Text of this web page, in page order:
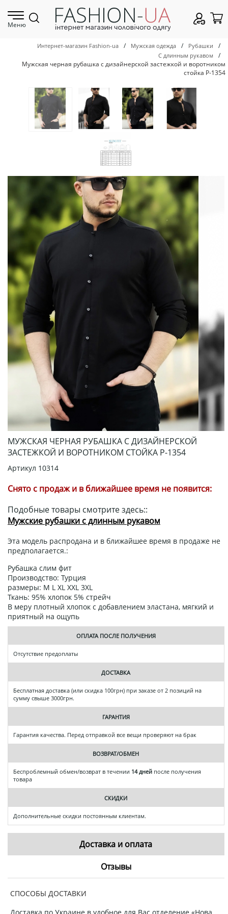
Меню
Интернет-магазин Fashion-ua / Мужская одежда / Рубашки /
С длинным рукавом
/
Мужская черная рубашка с дизайнерской застежкой и воротником
стойка Р-1354
МУЖСКАЯ ЧЕРНАЯ РУБАШКА С ДИЗАЙНЕРСКОЙ
ЗАСТЕЖКОЙ И ВОРОТНИКОМ СТОЙКА Р-1354
Артикул 10314
Снято с продаж и в ближайшее время не появится:
Подобные товары смотрите здесь::
Мужские рубашки с длинным рукавом
Эта модель распродана и в ближайшее время в продаже не
предполагается.:
Рубашка слим фит
Производство: Турция
размеры: M L XL XXL 3XL
Ткань: 95% хлопок 5% стрейч
В меру плотный хлопок с добавлением эластана, мягкий и
приятный на ощупь
ОПЛАТА ПОСЛЕ ПОЛУЧЕНИЯ
Отсутствие предоплаты
ДОСТАВКА
Бесплатная доставка (или скидка 100грн) при заказе от 2 позиций на
сумму свыше 3000грн.
ГАРАНТИЯ
Гарантия качества. Перед отправкой все вещи проверяют на брак
ВОЗВРАТ/ОБМЕН
Беспроблемный обмен/возврат в течении 14 дней после получения
товара
СКИДКИ
Дополнительные скидки постоянным клиентам.
Доставка и оплата
Отзывы
СПОСОБЫ ДОСТАВКИ
Доставка по Украине в удобное для Вас отделение «Нова